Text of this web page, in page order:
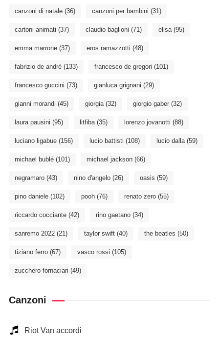
canzoni di natale(36) canzoni per bambini (31)
cartoni animati (37) claudio baglioni (71) elisa(95)
emma marrone(37) eros ramazzotti (48)
fabrizio de andré(133) francesco de gregori (101)
francesco guccini (73) gianluca grignani (29)
gianni morandi (45) giorgia(32) giorgio gaber(32)
laura pausini (95) litfiba(35) lorenzo jovanotti (88)
luciano ligabue(156) lucio battisti (108) lucio dalla(59)
michael bublé(101) michael jackson(66)
negramaro(43) nino d'angelo(26) oasis (59)
pino daniele(102) pooh(76) renato zero(55)
riccardo cocciante(42) rino gaetano(34)
sanremo 2022(21) taylor swift(40) the beatles (50)
tiziano ferro(67) vasco rossi (105)
zucchero fornaciari (49)
Canzoni
Riot Van accordi